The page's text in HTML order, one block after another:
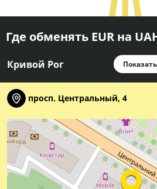
Где обменять EUR на
Кривой Рог
просп. Центральный, 4